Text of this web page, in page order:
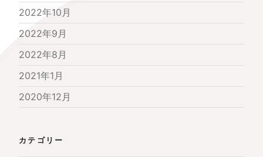
2022年10月
2022年9月
2022年8月
2021年1月
2020年12月
カテゴリー